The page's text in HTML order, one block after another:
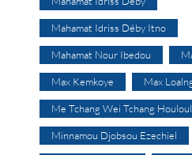
Mahamat Idriss Déby Itno
Mahamat Nour Ibedou
Max Kemkoye Max
Me Tchang Wei Tchang
Minnamou Djobsou Ezechiel